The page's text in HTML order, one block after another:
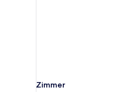
Zimmer